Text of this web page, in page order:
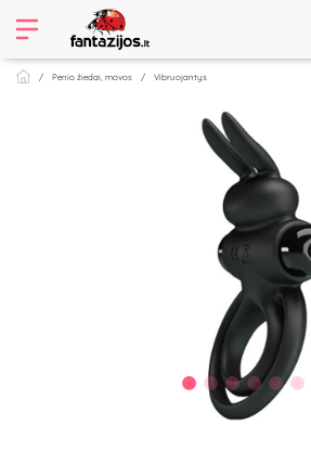
Penio žiedai, movos Vibruojantys